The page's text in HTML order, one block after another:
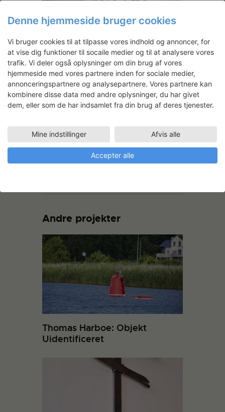
Andre projekter
Thomas Harboe: Objekt
Uidentificeret
Denne hjemmeside bruger cookies
Vi bruger cookies til at tilpasse vores indhold og annoncer, for
at vise dig funktioner til socaile medier og til at analysere vores
trafik. Vi deler også oplysninger om din brug af vores
hjemmeside med vores partnere inden for sociale medier,
annonceringspartnere og analysepartnere. Vores partnere kan
kombinere disse data med andre oplysninger, du har givet
dem, eller som de har indsamlet fra din brug af deres tjenester.
Mine indstillinger Afvis alle
Accepter alle